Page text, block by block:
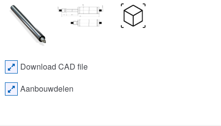
Download CAD file
Aanbouwdelen